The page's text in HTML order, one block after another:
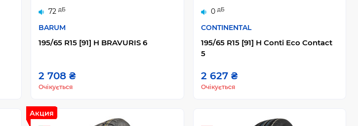
72 дБ
BARUM
195/65 R15 [91] H BRAVURIS 6
2 708 ₴
Очікується
0 дБ
CONTINENTAL
195/65 R15 [91] H Conti Eco Contact
5
2 627 ₴
Очікується
Акция